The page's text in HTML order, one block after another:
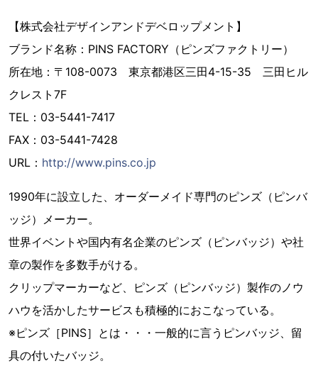
【株式会社デザインアンドデベロップメント】
ブランド名称：PINS FACTORY（ピンズファクトリー）
所在地：〒108-0073 東京都港区三田4-15-35 三田ヒル
クレスト7F
TEL：03-5441-7417
FAX：03-5441-7428
URL： http://www.pins.co.jp
1990年に設立した、オーダーメイド専門のピンズ（ピンバ
ッジ）メーカー。
世界イベントや国内有名企業のピンズ（ピンバッジ）や社
章の製作を多数手がける。
クリップマーカーなど、ピンズ（ピンバッジ）製作のノウ
ハウを活かしたサービスも積極的におこなっている。
※ピンズ［PINS］とは・・・一般的に言うピンバッジ、留
具の付いたバッジ。